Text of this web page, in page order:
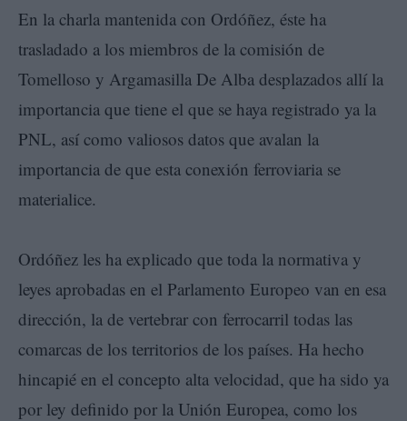
En la charla mantenida con Ordóñez, éste ha
trasladado a los miembros de la comisión de
Tomelloso y Argamasilla De Alba desplazados allí la
importancia que tiene el que se haya registrado ya la
PNL, así como valiosos datos que avalan la
importancia de que esta conexión ferroviaria se
materialice.
Ordóñez les ha explicado que toda la normativa y
leyes aprobadas en el Parlamento Europeo van en esa
dirección, la de vertebrar con ferrocarril todas las
comarcas de los territorios de los países. Ha hecho
hincapié en el concepto alta velocidad, que ha sido ya
por ley definido por la Unión Europea, como los